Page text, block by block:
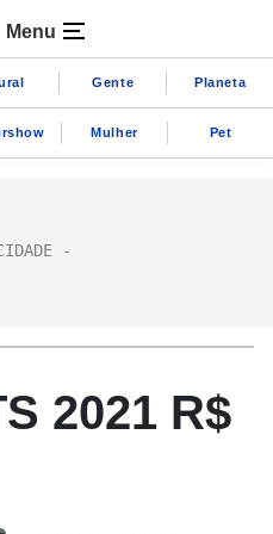
Menu
Gente Planeta
Mulher Pet
2021 R$